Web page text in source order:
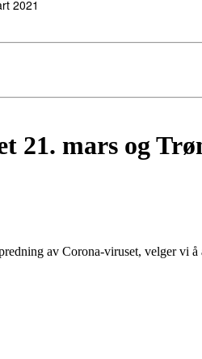
2021
21. mars og
av Corona-viruset, velger vi å